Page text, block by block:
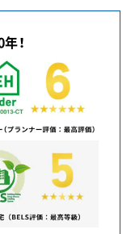
！